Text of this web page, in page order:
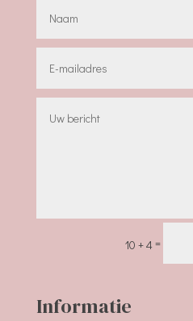
10 + 4=
Informatie